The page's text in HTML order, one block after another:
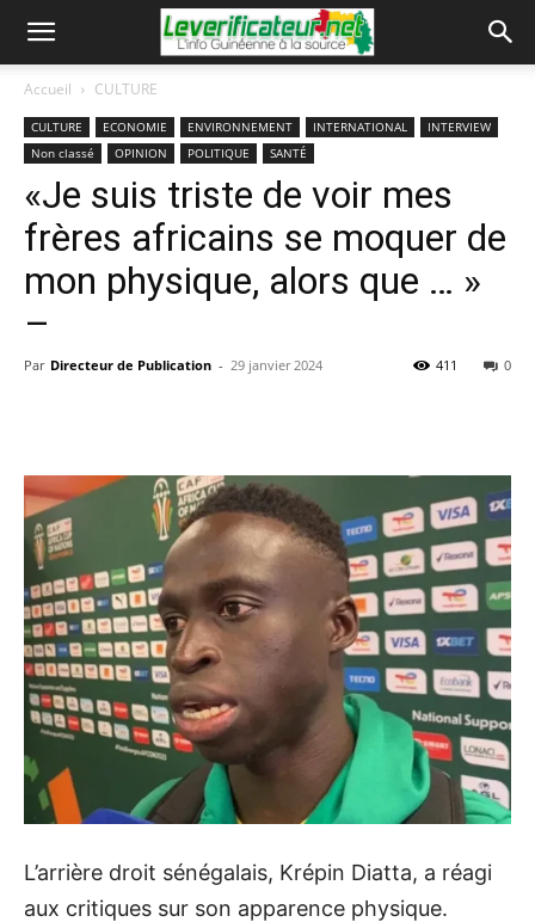
Accueil CULTURE
CULTURE ECONOMIE ENVIRONNEMENT INTERNATIONAL
INTERVIEW
Non classé
OPINION POLITIQUE SANTÉ
«Je suis triste de voir mes
frères africains se moquer de
mon physique, alors que … »
–
Par Directeur de Publication - 29 janvier 2024 0
411
L’arrière droit sénégalais, Krépin Diatta, a réagi
aux critiques sur son apparence physique.